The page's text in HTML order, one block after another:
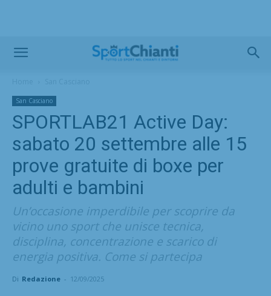
San Casciano
SPORTLAB21 Active Day:
sabato 20 settembre alle 15
prove gratuite di boxe per
adulti e bambini
Un’occasione imperdibile per scoprire da
vicino uno sport che unisce tecnica,
disciplina, concentrazione e scarico di
energia positiva. Come si partecipa
Di Redazione - 12/09/2025